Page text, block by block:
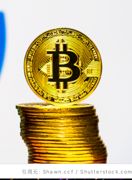
引用元: Shawn.ccf / Shutterstock.com